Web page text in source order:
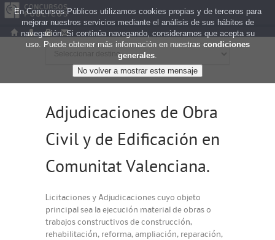
Adjudicaciones de Obra
Civil y de Edificación en
Comunitat Valenciana.
Licitaciones y Adjudicaciones cuyo objeto
principal sea la ejecución material de obras o
trabajos constructivos de construcción,
rehabilitación, reforma, ampliación, reparación,
En Concursos Públicos utilizamos cookies propias y de terceros para
mejorar nuestros servicios mediante el análisis de sus hábitos de
navegación. Si continúa navegando, consideramos que acepta su
uso. Puede obtener más información en nuestras condiciones
generales.